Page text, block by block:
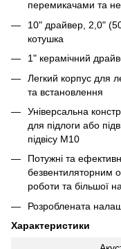
перемикачами та
10" драйвер, 2,0"
котушка
1" керамічний
Легкий корпус для
та встановлення
Універсальна
для підлоги або
підвісу M10
Потужні та
безвентиляторним
роботи та більшої
Розроблената
Характеристики